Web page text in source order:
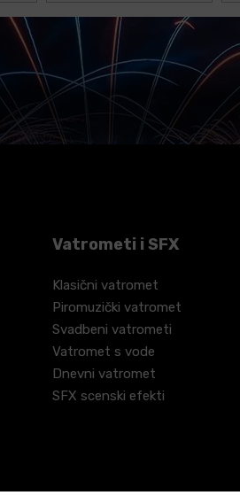
Vatrometi i SFX
Klasični vatromet
Piromuzički vatromet
Svadbeni vatrometi
Vatromet s vode
Dnevni vatromet
SFX scenski efekti